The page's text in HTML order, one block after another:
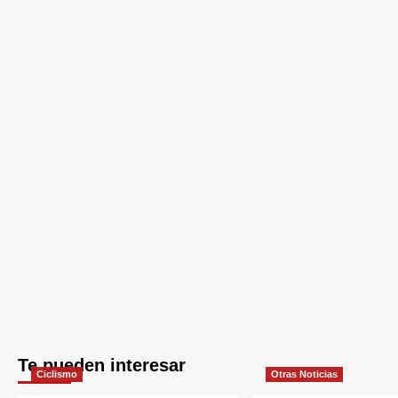
Te pueden interesar
Ciclismo Otras Noticias